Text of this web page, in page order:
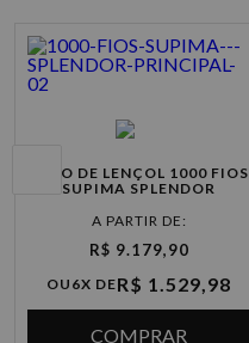
JOGO DE LENÇOL 1000 FIOS
SUPIMA SPLENDOR
R$ 9.179,90
OU 6X DER$ 1.529,98
COMPRAR